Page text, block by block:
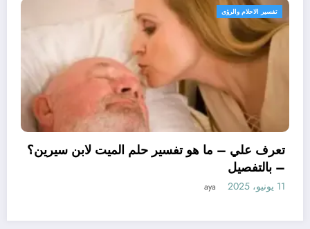
تفسير الاحلام والرؤى
علي – ما هو تأويل ابن سيرين لتفسير حلم